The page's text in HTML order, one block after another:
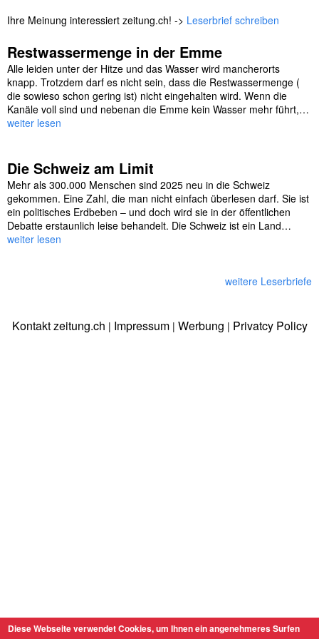
Ihre Meinung interessiert zeitung.ch! -> Leserbrief schreiben
Restwassermenge in der Emme
Alle leiden unter der Hitze und das Wasser wird mancherorts
knapp. Trotzdem darf es nicht sein, dass die Restwassermenge (
die sowieso schon gering ist) nicht eingehalten wird. Wenn die
Kanäle voll sind und nebenan die Emme kein Wasser mehr führt,…
weiter lesen
Die Schweiz am Limit
Mehr als 300.000 Menschen sind 2025 neu in die Schweiz
gekommen. Eine Zahl, die man nicht einfach überlesen darf. Sie ist
ein politisches Erdbeben – und doch wird sie in der öffentlichen
Debatte erstaunlich leise behandelt. Die Schweiz ist ein Land…
weiter lesen
weitere Leserbriefe
Kontakt zeitung.ch | Impressum| Werbung | Privatcy Policy
Diese Webseite verwendet Cookies, um Ihnen ein angenehmeres Surfen